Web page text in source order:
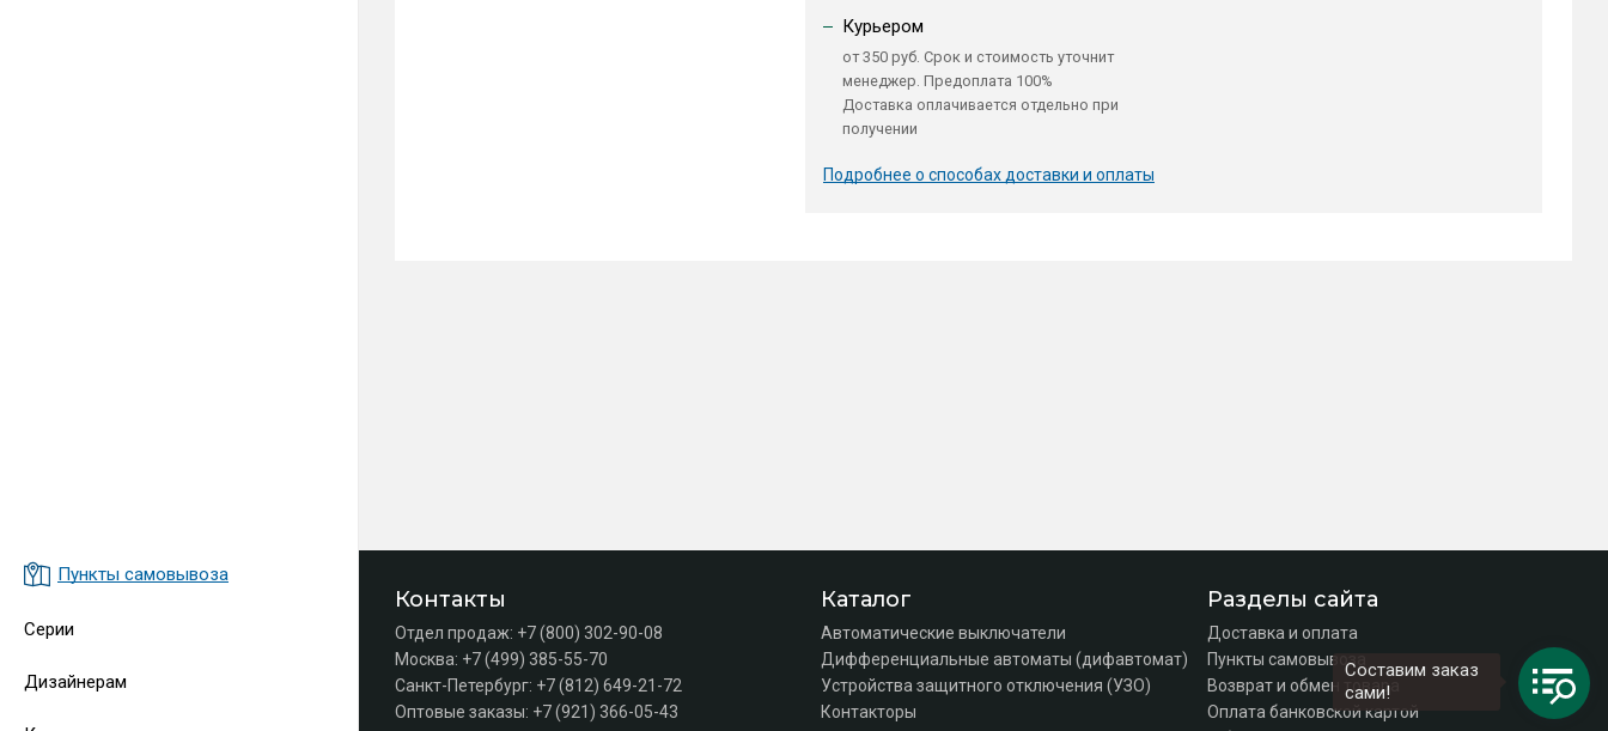
Пункты самовывоза
Серии
Дизайнерам
Курьером
от 350 руб. Срок и стоимость уточнит
менеджер. Предоплата 100%
Доставка оплачивается отдельно при
получении
Подробнее о способах доставки и оплаты
Контакты
Отдел продаж: +7 (800) 302-90-08
Москва: +7 (499) 385-55-70
Санкт-Петербург: +7 (812) 649-21-72
Оптовые заказы: +7 (921) 366-05-43
Каталог
Автоматические выключатели
Дифференциальные автоматы (дифавтомат)
Устройства защитного отключения (УЗО)
Контакторы
Разделы сайта
Доставка и оплата
Пункты самовывоза
Возврат и обмен товара
Оплата банковской картой
Составим заказ
сами!